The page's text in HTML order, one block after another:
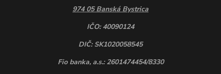
974 05 Banská Bystrica
IČO: 40090124
DIČ: SK1020058545
Fio banka, a.s.: 2601474454/8330